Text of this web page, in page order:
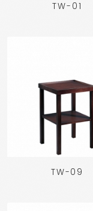
TW-01
TW-09